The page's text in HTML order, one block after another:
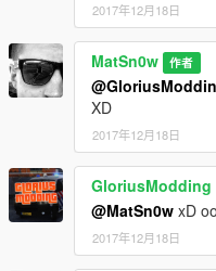
2017年12月18日
MatSn0w 作者
XD
2017年12月18日
GloriusModding
@MatSn0w xD
2017年12月18日